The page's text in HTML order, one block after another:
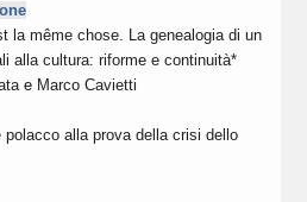
la même chose. La genealogia di un
alla cultura: riforme e continuità*
e Marco Cavietti
polacco alla prova della crisi dello